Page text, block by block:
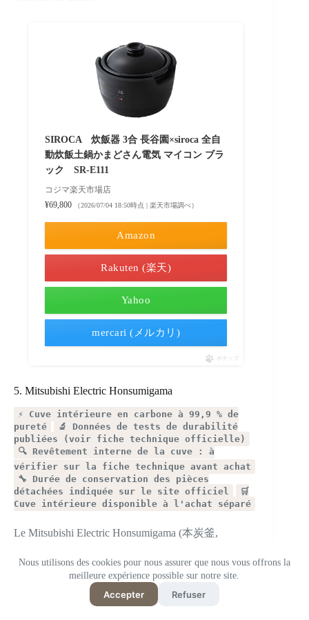
Nous utilisons des cookies pour nous assurer que nous vous offrons la
meilleure expérience possible sur notre site.
Accepter Refuser
SIROCA 炊飯器 3合 長谷園×siroca 全自
動炊飯土鍋かまどさん電気 マイコン ブラ
ック SR-E111
コジマ楽天市場店
¥69,800
（2026/07/04 18:50時点 | 楽天市場調べ）
Amazon
Rakuten (楽天)
Yahoo
mercari (メルカリ)
ポチップ
5. Mitsubishi Electric Honsumigama
⚡ Cuve intérieure en carbone à 99,9 % de
pureté
🔬 Données de tests de durabilité
publiées (voir fiche technique officielle)
🔍 Revêtement interne de la cuve : à
vérifier sur la fiche technique avant achat
🔧 Durée de conservation des pièces
détachées indiquée sur le site officiel
🛒
Cuve intérieure disponible à l'achat séparé
Le Mitsubishi Electric Honsumigama (本炭釜,
cuve intérieure fabriquée à partir de carbone à 99,9 %
— du charbon compressé véritablement formé en
récipient de cuisson. Il n’existe rien de comparable dans
la catégorie des cuiseurs à riz. Mitsubishi publie des
données de tests de durabilité pour le Honsumigama